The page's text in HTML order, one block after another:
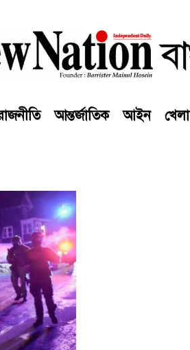
আন্তর্জাতিক আইন খেলা